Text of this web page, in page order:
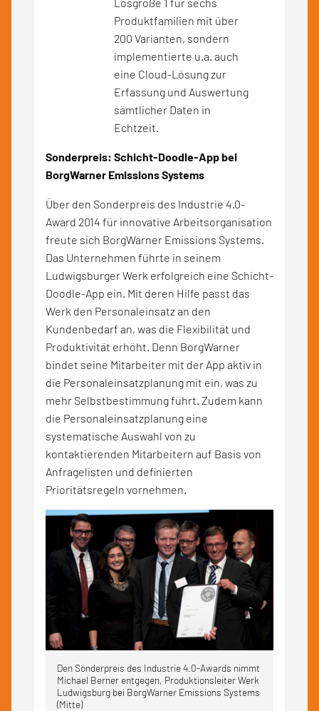
Losgröße 1 für sechs
Produktfamilien mit über
200 Varianten, sondern
implementierte u.a. auch
eine Cloud-Lösung zur
Erfassung und Auswertung
sämtlicher Daten in
Echtzeit.
Sonderpreis: Schicht-Doodle-App bei
BorgWarner Emissions Systems
Über den Sonderpreis des Industrie 4.0-
Award 2014 für innovative Arbeitsorganisation
freute sich BorgWarner Emissions Systems.
Das Unternehmen führte in seinem
Ludwigsburger Werk erfolgreich eine Schicht-
Doodle-App ein. Mit deren Hilfe passt das
Werk den Personaleinsatz an den
Kundenbedarf an, was die Flexibilität und
Produktivität erhöht. Denn BorgWarner
bindet seine Mitarbeiter mit der App aktiv in
die Personaleinsatzplanung mit ein, was zu
mehr Selbstbestimmung führt. Zudem kann
die Personaleinsatzplanung eine
systematische Auswahl von zu
kontaktierenden Mitarbeitern auf Basis von
Anfragelisten und definierten
Prioritätsregeln vornehmen.
Den Sonderpreis des Industrie 4.0-Awards nimmt
Michael Berner entgegen, Produktionsleiter Werk
Ludwigsburg bei BorgWarner Emissions Systems
(Mitte)